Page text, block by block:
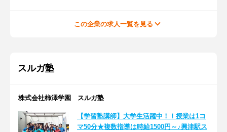
この企業の求人一覧を見る
スルガ塾
株式会社柿澤学園 スルガ塾
【学習塾講師】大学生活躍中！！授業は1コ
マ50分★複数指導は時給1500円～♪興津駅ス